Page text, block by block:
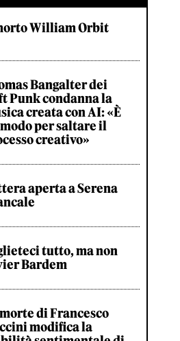
William Orbit
Bangalter dei
Punk condanna la
creata con AI: «È
per saltare il
creativo»
aperta a Serena
tutto, ma non
Bardem
di Francesco
modifica la